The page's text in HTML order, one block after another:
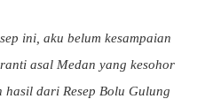
ini, aku belum kesampaian
asal Medan yang kesohor
dari Resep Bolu Gulung